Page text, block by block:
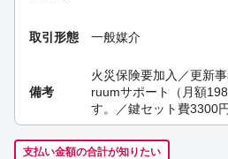
取引形態 一般媒介
備考
火災保険要加入／更新
ruumサポート（月額
す。／鍵セット費3300
支払い金額の合計が知りたい